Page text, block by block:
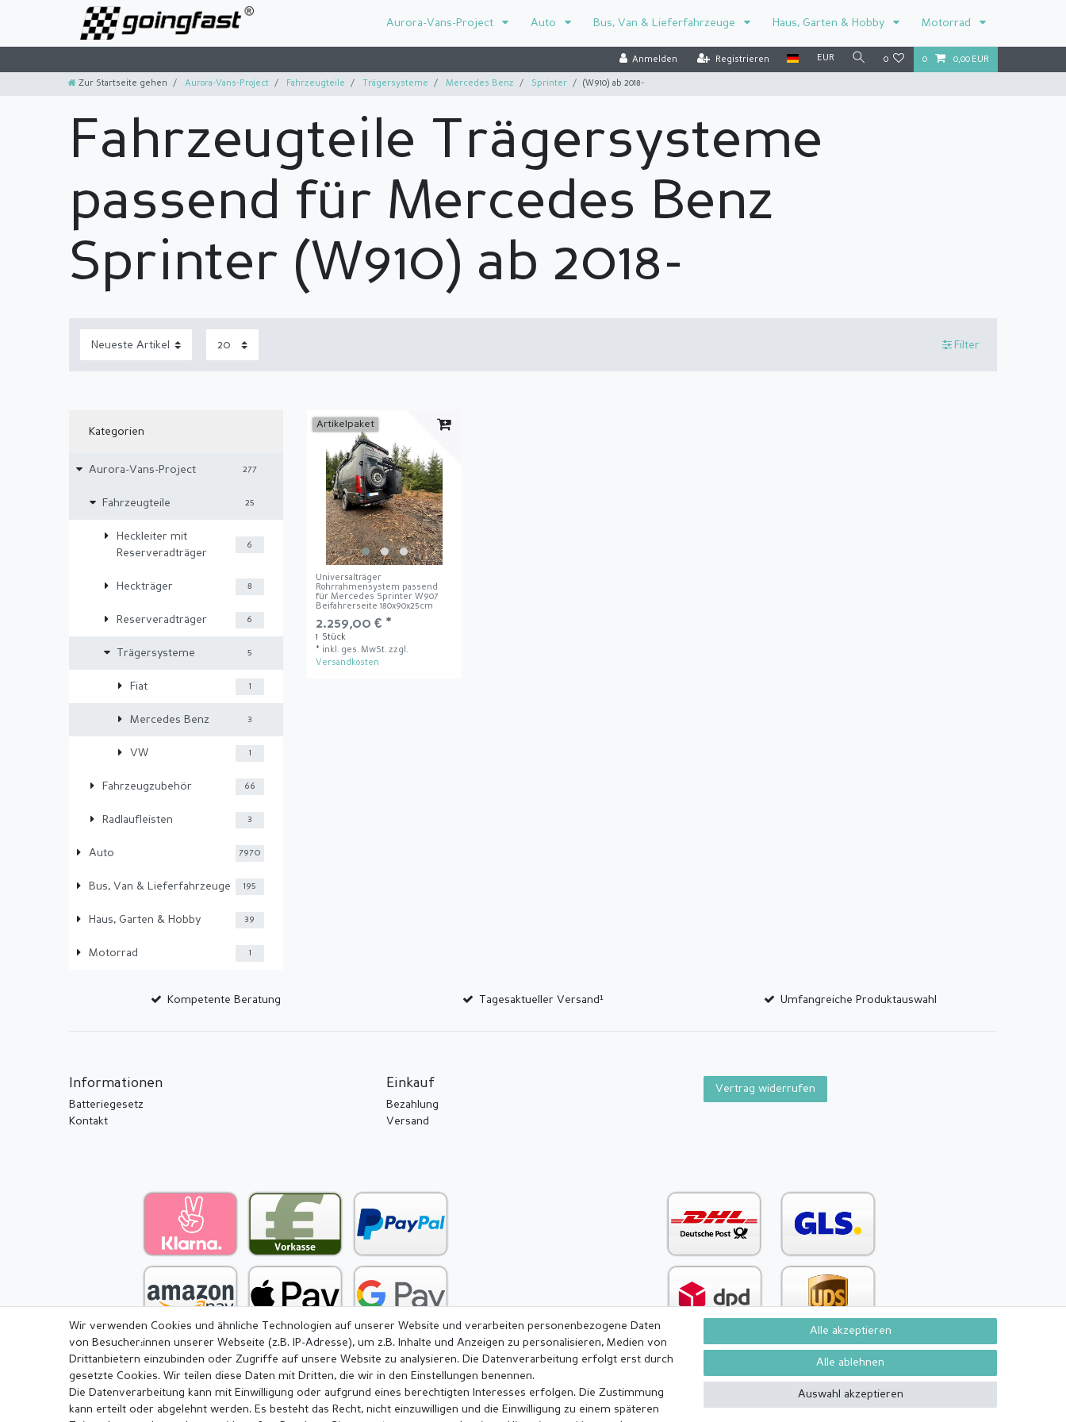
Aurora-Vans-Project Auto Bus, Van & Lieferfahrzeuge Haus, Garten & Hobby Motorrad
Anmelden Registrieren EUR 0 0 0,00 EUR
Zur Startseite gehen Aurora-Vans-Project Fahrzeugteile Trägersysteme Mercedes Benz Sprinter (W910) ab 2018-
Fahrzeugteile Trägersysteme
passend für Mercedes Benz
Sprinter (W910) ab 2018-
Filter
Kategorien
Aurora-Vans-Project 277
Fahrzeugteile 25
Heckleiter mit
Reserveradträger
6
Heckträger 8
Reserveradträger 6
Trägersysteme 5
Fiat 1
Mercedes Benz 3
VW 1
Fahrzeugzubehör 66
Radlaufleisten 3
Auto 7970
Bus, Van & Lieferfahrzeuge 195
Haus, Garten & Hobby 39
Motorrad 1
Artikelpaket
Universalträger
Rohrrahmensystem passend
für Mercedes Sprinter W907
Beifahrerseite 180x90x25cm
2.259,00 € *
1
Stück
* inkl. ges. MwSt. zzgl.
Versandkosten
Kompetente Beratung Tagesaktueller Versand¹ Umfangreiche Produktauswahl
Informationen
Batteriegesetz
Kontakt
Einkauf
Bezahlung
Versand
Vertrag widerrufen
Impressum Daten­schutz­erklärung AGB Barrierefreiheitserklärung Widerrufs­recht Vertrag widerrufen Kontakt
Wir verwenden Cookies und ähnliche Technologien auf unserer Website und verarbeiten personenbezogene Daten
von Besucher:innen unserer Webseite (z.B. IP-Adresse), um z.B. Inhalte und Anzeigen zu personalisieren, Medien von
Drittanbietern einzubinden oder Zugriffe auf unsere Website zu analysieren. Die Datenverarbeitung erfolgt erst durch
gesetzte Cookies. Wir teilen diese Daten mit Dritten, die wir in den Einstellungen benennen.
Die Datenverarbeitung kann mit Einwilligung oder aufgrund eines berechtigten Interesses erfolgen. Die Zustimmung
kann erteilt oder abgelehnt werden. Es besteht das Recht, nicht einzuwilligen und die Einwilligung zu einem späteren
Alle akzeptieren
Alle ablehnen
Auswahl akzeptieren